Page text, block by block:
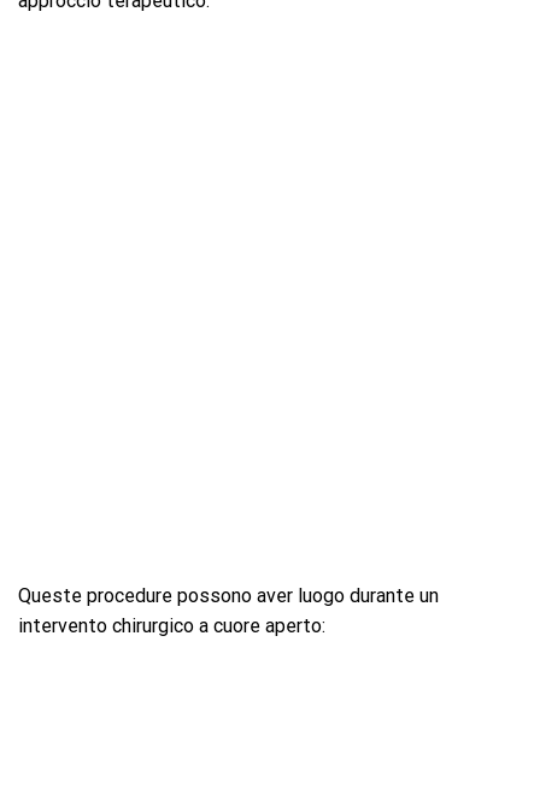
Queste procedure possono aver luogo durante un
intervento chirurgico a cuore aperto: